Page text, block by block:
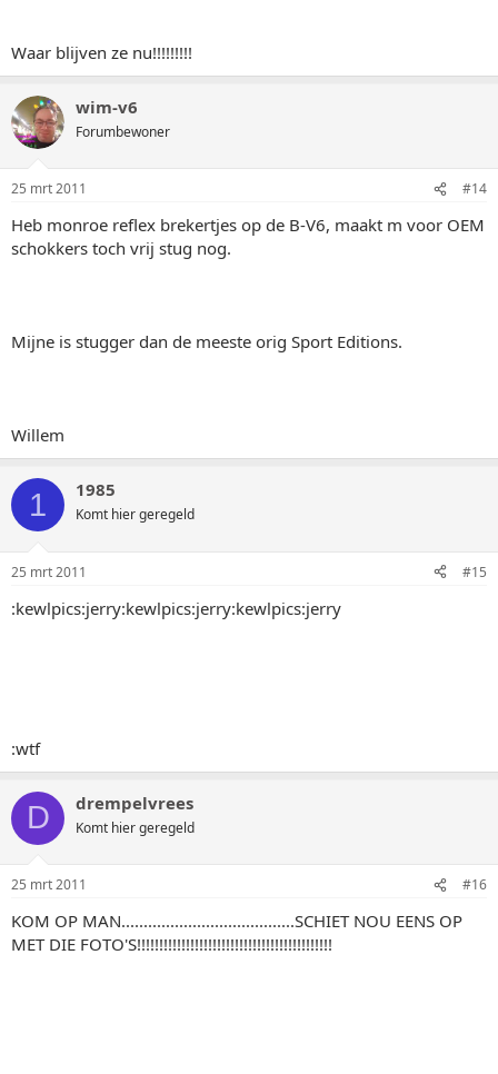
Waar blijven ze nu!!!!!!!!!
wim-v6
Forumbewoner
25 mrt 2011 #14
Heb monroe reflex brekertjes op de B-V6, maakt m voor OEM
schokkers toch vrij stug nog.
Mijne is stugger dan de meeste orig Sport Editions.
Willem
1 1985
Komt hier geregeld
25 mrt 2011 #15
:kewlpics:jerry:kewlpics:jerry:kewlpics:jerry
:wtf
D drempelvrees
Komt hier geregeld
25 mrt 2011 #16
KOM OP MAN.......................................SCHIET NOU EENS OP
MET DIE FOTO'S!!!!!!!!!!!!!!!!!!!!!!!!!!!!!!!!!!!!!!!!!!!!